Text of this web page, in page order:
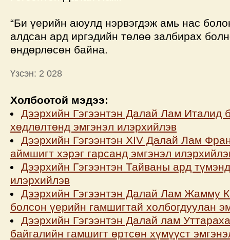
“Би үерийн аюулд нэрвэгдэж амь нас
алдсан ард иргэдийн төлөө залбирах
өндөрлөсөн байна.
Үзсэн: 2 028
Холбоотой мэдээ:
Дээрхийн Гэгээнтэн Далай Лам Италид
хөдлөлтөнд эмгэнэл илэрхийлэв
Дээрхийн Гэгээнтэн XIV Далай Лам
аймшигт хэрэг гарсанд эмгэнэл
Дээрхийн Гэгээнтэн Тайваны ард
илэрхийлэв
Дээрхийн Гэгээнтэн Далай Лам Жамму
болсон үерийн гамшигтай холбогдуулан
Дээрхийн Гэгээнтэн Далай лам
байгалийн гамшигт өртсөн хүмүүст